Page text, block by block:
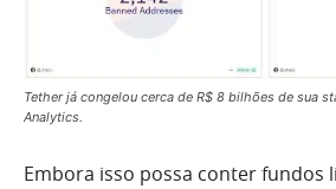
Tether já congelou cerca de R$ 8 bilhões de sua
Analytics.
Embora isso possa conter fundos